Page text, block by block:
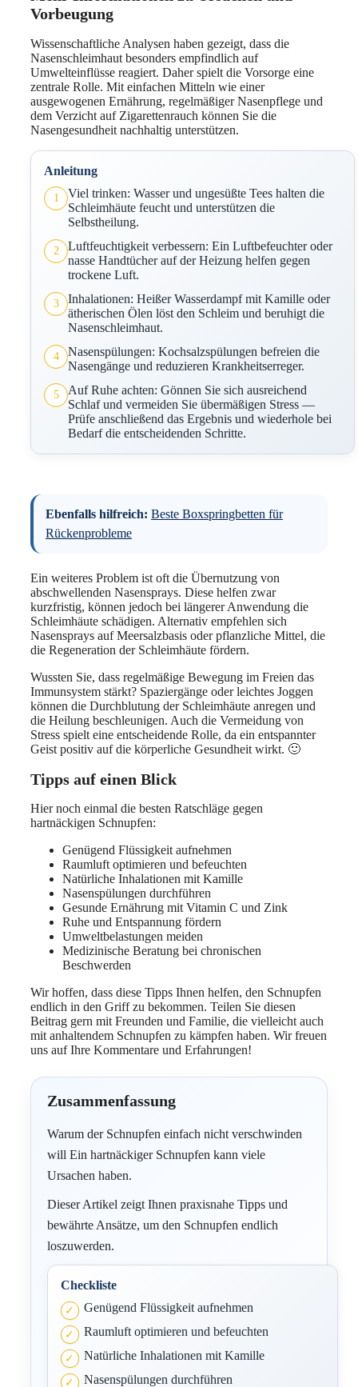
Vorbeugung
Wissenschaftliche Analysen haben gezeigt, dass die
Nasenschleimhaut besonders empfindlich auf
Umwelteinflüsse reagiert. Daher spielt die Vorsorge eine
zentrale Rolle. Mit einfachen Mitteln wie einer
ausgewogenen Ernährung, regelmäßiger Nasenpflege und
dem Verzicht auf Zigarettenrauch können Sie die
Nasengesundheit nachhaltig unterstützen.
Anleitung
1
Viel trinken: Wasser und ungesüßte Tees halten die
Schleimhäute feucht und unterstützen die
Selbstheilung.
2
Luftfeuchtigkeit verbessern: Ein Luftbefeuchter oder
nasse Handtücher auf der Heizung helfen gegen
trockene Luft.
3
Inhalationen: Heißer Wasserdampf mit Kamille oder
ätherischen Ölen löst den Schleim und beruhigt die
Nasenschleimhaut.
4
Nasenspülungen: Kochsalzspülungen befreien die
Nasengänge und reduzieren Krankheitserreger.
5
Auf Ruhe achten: Gönnen Sie sich ausreichend
Schlaf und vermeiden Sie übermäßigen Stress —
Prüfe anschließend das Ergebnis und wiederhole bei
Bedarf die entscheidenden Schritte.
Ebenfalls hilfreich: Beste Boxspringbetten für
Rückenprobleme
Ein weiteres Problem ist oft die Übernutzung von
abschwellenden Nasensprays. Diese helfen zwar
kurzfristig, können jedoch bei längerer Anwendung die
Schleimhäute schädigen. Alternativ empfehlen sich
Nasensprays auf Meersalzbasis oder pflanzliche Mittel, die
die Regeneration der Schleimhäute fördern.
Wussten Sie, dass regelmäßige Bewegung im Freien das
Immunsystem stärkt? Spaziergänge oder leichtes Joggen
können die Durchblutung der Schleimhäute anregen und
die Heilung beschleunigen. Auch die Vermeidung von
Stress spielt eine entscheidende Rolle, da ein entspannter
Geist positiv auf die körperliche Gesundheit wirkt. 🙂
Tipps auf einen Blick
Hier noch einmal die besten Ratschläge gegen
hartnäckigen Schnupfen:
Genügend Flüssigkeit aufnehmen
Raumluft optimieren und befeuchten
Natürliche Inhalationen mit Kamille
Nasenspülungen durchführen
Gesunde Ernährung mit Vitamin C und Zink
Ruhe und Entspannung fördern
Umweltbelastungen meiden
Medizinische Beratung bei chronischen
Beschwerden
Wir hoffen, dass diese Tipps Ihnen helfen, den Schnupfen
endlich in den Griff zu bekommen. Teilen Sie diesen
Beitrag gern mit Freunden und Familie, die vielleicht auch
mit anhaltendem Schnupfen zu kämpfen haben. Wir freuen
uns auf Ihre Kommentare und Erfahrungen!
Zusammenfassung
Warum der Schnupfen einfach nicht verschwinden
will Ein hartnäckiger Schnupfen kann viele
Ursachen haben.
Dieser Artikel zeigt Ihnen praxisnahe Tipps und
bewährte Ansätze, um den Schnupfen endlich
loszuwerden.
Checkliste
Genügend Flüssigkeit aufnehmen
Raumluft optimieren und befeuchten
Natürliche Inhalationen mit Kamille
Nasenspülungen durchführen